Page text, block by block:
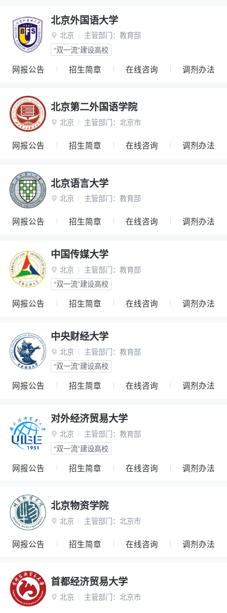
北京外国语大学
 北京 主管部门： 教育部
“双一流”建设高校
网报公告 招生简章 在线咨询 调剂办法
北京第二外国语学院
 北京 主管部门： 北京市
网报公告 招生简章 在线咨询 调剂办法
北京语言大学
 北京 主管部门： 教育部
网报公告 招生简章 在线咨询 调剂办法
中国传媒大学
 北京 主管部门： 教育部
“双一流”建设高校
网报公告 招生简章 在线咨询 调剂办法
中央财经大学
 北京 主管部门： 教育部
“双一流”建设高校
网报公告 招生简章 在线咨询 调剂办法
对外经济贸易大学
 北京 主管部门： 教育部
“双一流”建设高校
网报公告 招生简章 在线咨询 调剂办法
北京物资学院
 北京 主管部门： 北京市
网报公告 招生简章 在线咨询 调剂办法
首都经济贸易大学
 北京 主管部门： 北京市